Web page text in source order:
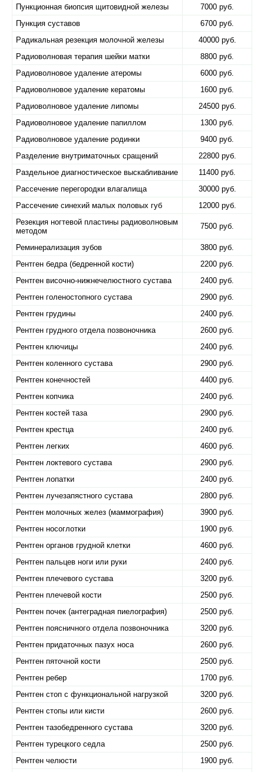
Пункционная биопсия щитовидной железы
7000 руб.
Пункция суставов
6700 руб.
Радикальная резекция молочной железы
40000 руб.
Радиоволновая терапия шейки матки
8800 руб.
Радиоволновое удаление атеромы
6000 руб.
Радиоволновое удаление кератомы
1600 руб.
Радиоволновое удаление липомы
24500 руб.
Радиоволновое удаление папиллом
1300 руб.
Радиоволновое удаление родинки
9400 руб.
Разделение внутриматочных сращений
22800 руб.
Раздельное диагностическое выскабливание
11400 руб.
Рассечение перегородки влагалища
30000 руб.
Рассечение синехий малых половых губ
12000 руб.
Резекция ногтевой пластины радиоволновым
методом
7500 руб.
Реминерализация зубов
3800 руб.
Рентген бедра (бедренной кости)
2200 руб.
Рентген височно-нижнечелюстного сустава
2400 руб.
Рентген голеностопного сустава
2900 руб.
Рентген грудины
2400 руб.
Рентген грудного отдела позвоночника
2600 руб.
Рентген ключицы
2400 руб.
Рентген коленного сустава
2900 руб.
Рентген конечностей
4400 руб.
Рентген копчика
2400 руб.
Рентген костей таза
2900 руб.
Рентген крестца
2400 руб.
Рентген легких
4600 руб.
Рентген локтевого сустава
2900 руб.
Рентген лопатки
2400 руб.
Рентген лучезапястного сустава
2800 руб.
Рентген молочных желез (маммография)
3900 руб.
Рентген носоглотки
1900 руб.
Рентген органов грудной клетки
4600 руб.
Рентген пальцев ноги или руки
2400 руб.
Рентген плечевого сустава
3200 руб.
Рентген плечевой кости
2500 руб.
Рентген почек (антеградная пиелография)
2500 руб.
Рентген поясничного отдела позвоночника
3200 руб.
Рентген придаточных пазух носа
2600 руб.
Рентген пяточной кости
2500 руб.
Рентген ребер
1700 руб.
Рентген стоп с функциональной нагрузкой
3200 руб.
Рентген стопы или кисти
2600 руб.
Рентген тазобедренного сустава
3200 руб.
Рентген турецкого седла
2500 руб.
Рентген челюсти
1900 руб.